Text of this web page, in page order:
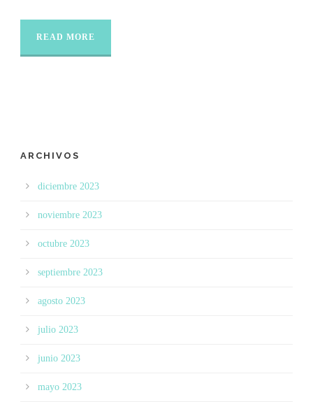
READ MORE
ARCHIVOS
diciembre 2023
noviembre 2023
octubre 2023
septiembre 2023
agosto 2023
julio 2023
junio 2023
mayo 2023